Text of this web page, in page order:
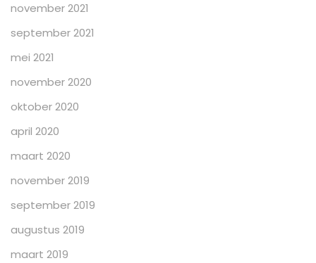
november 2021
september 2021
mei 2021
november 2020
oktober 2020
april 2020
maart 2020
november 2019
september 2019
augustus 2019
maart 2019